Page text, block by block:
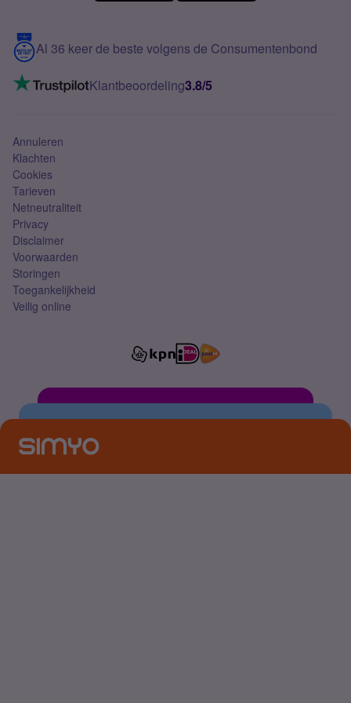
5G internet
Mobiel internet
Mobiel abonnement
Contact
VoLTE 4G bellen
Al 36 keer de beste volgens de Consumentenbond
Klantbeoordeling3.8/5
Annuleren
Klachten
Cookies
Tarieven
Netneutraliteit
Privacy
Disclaimer
Voorwaarden
Storingen
Toegankelijkheid
Veilig online